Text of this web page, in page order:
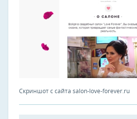
Скриншот с сайта salon-love-forever.ru